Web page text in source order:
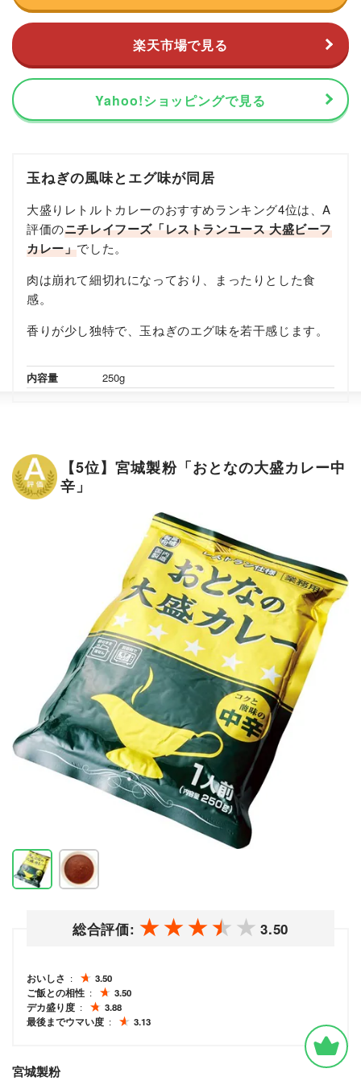
楽天市場で見る
Yahoo!ショッピングで見る
玉ねぎの風味とエグ味が同居
大盛りレトルトカレーのおすすめランキング4位は、A
評価のニチレイフーズ「レストランユース 大盛ビーフ
カレー」でした。
肉は崩れて細切れになっており、まったりとした食
感。
香りが少し独特で、玉ねぎのエグ味を若干感じます。
内容量 250g
【5位】宮城製粉「おとなの大盛カレー中
辛」
総合評価: 3.50
おいしさ
3.50
ご飯との相性
3.50
デカ盛り度
3.88
最後までウマい度
3.13
宮城製粉